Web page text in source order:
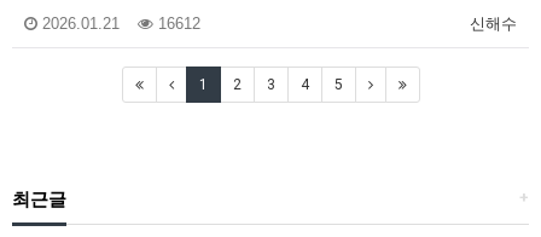
신해수
2026.01.21 16612
1 2 3 4 5
+
최근글